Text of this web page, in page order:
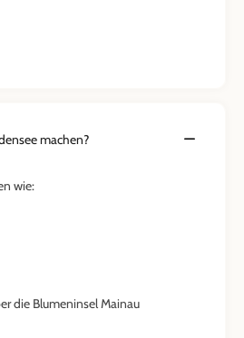
machen?
wie:
die Blumeninsel Mainau